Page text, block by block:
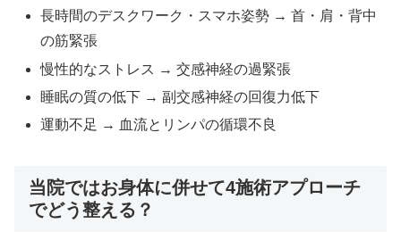
長時間のデスクワーク・スマホ姿勢 → 首・肩・背中
の筋緊張
慢性的なストレス → 交感神経の過緊張
睡眠の質の低下 → 副交感神経の回復力低下
運動不足 → 血流とリンパの循環不良
当院ではお身体に併せて4施術アプローチ
でどう整える？